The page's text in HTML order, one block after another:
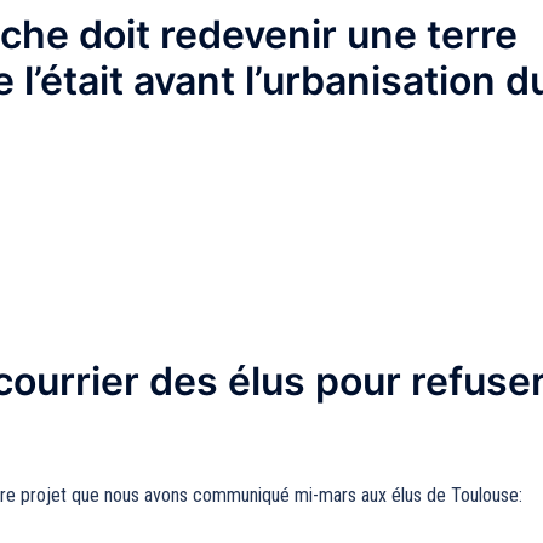
doit redevenir une terre
avant l’urbanisation
des élus pour
que nous avons communiqué mi-mars aux élus de Toulouse: